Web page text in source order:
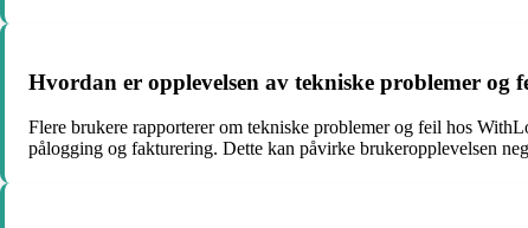
Hvordan er opplevelsen av tekniske problemer og
Flere brukere rapporterer om tekniske problemer og feil hos
pålogging og fakturering. Dette kan påvirke brukeropplevelsen